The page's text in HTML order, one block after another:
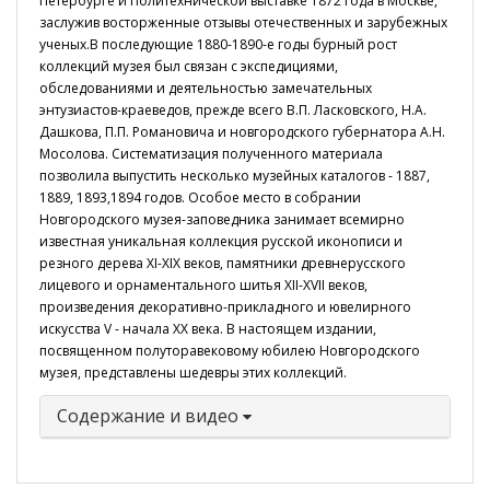
заслужив восторженные отзывы отечественных и зарубежных
ученых.В последующие 1880-1890-е годы бурный рост
коллекций музея был связан с экспедициями,
обследованиями и деятельностью замечательных
энтузиастов-краеведов, прежде всего В.П. Ласковского, Н.А.
Дашкова, П.П. Романовича и новгородского губернатора А.Н.
Мосолова. Систематизация полученного материала
позволила выпустить несколько музейных каталогов - 1887,
1889, 1893,1894 годов. Особое место в собрании
Новгородского музея-заповедника занимает всемирно
известная уникальная коллекция русской иконописи и
резного дерева XI-XIX веков, памятники древнерусского
лицевого и орнаментального шитья XII-XVII веков,
произведения декоративно-прикладного и ювелирного
искусства V - начала XX века. В настоящем издании,
посвященном полуторавековому юбилею Новгородского
музея, представлены шедевры этих коллекций.
Содержание и видео